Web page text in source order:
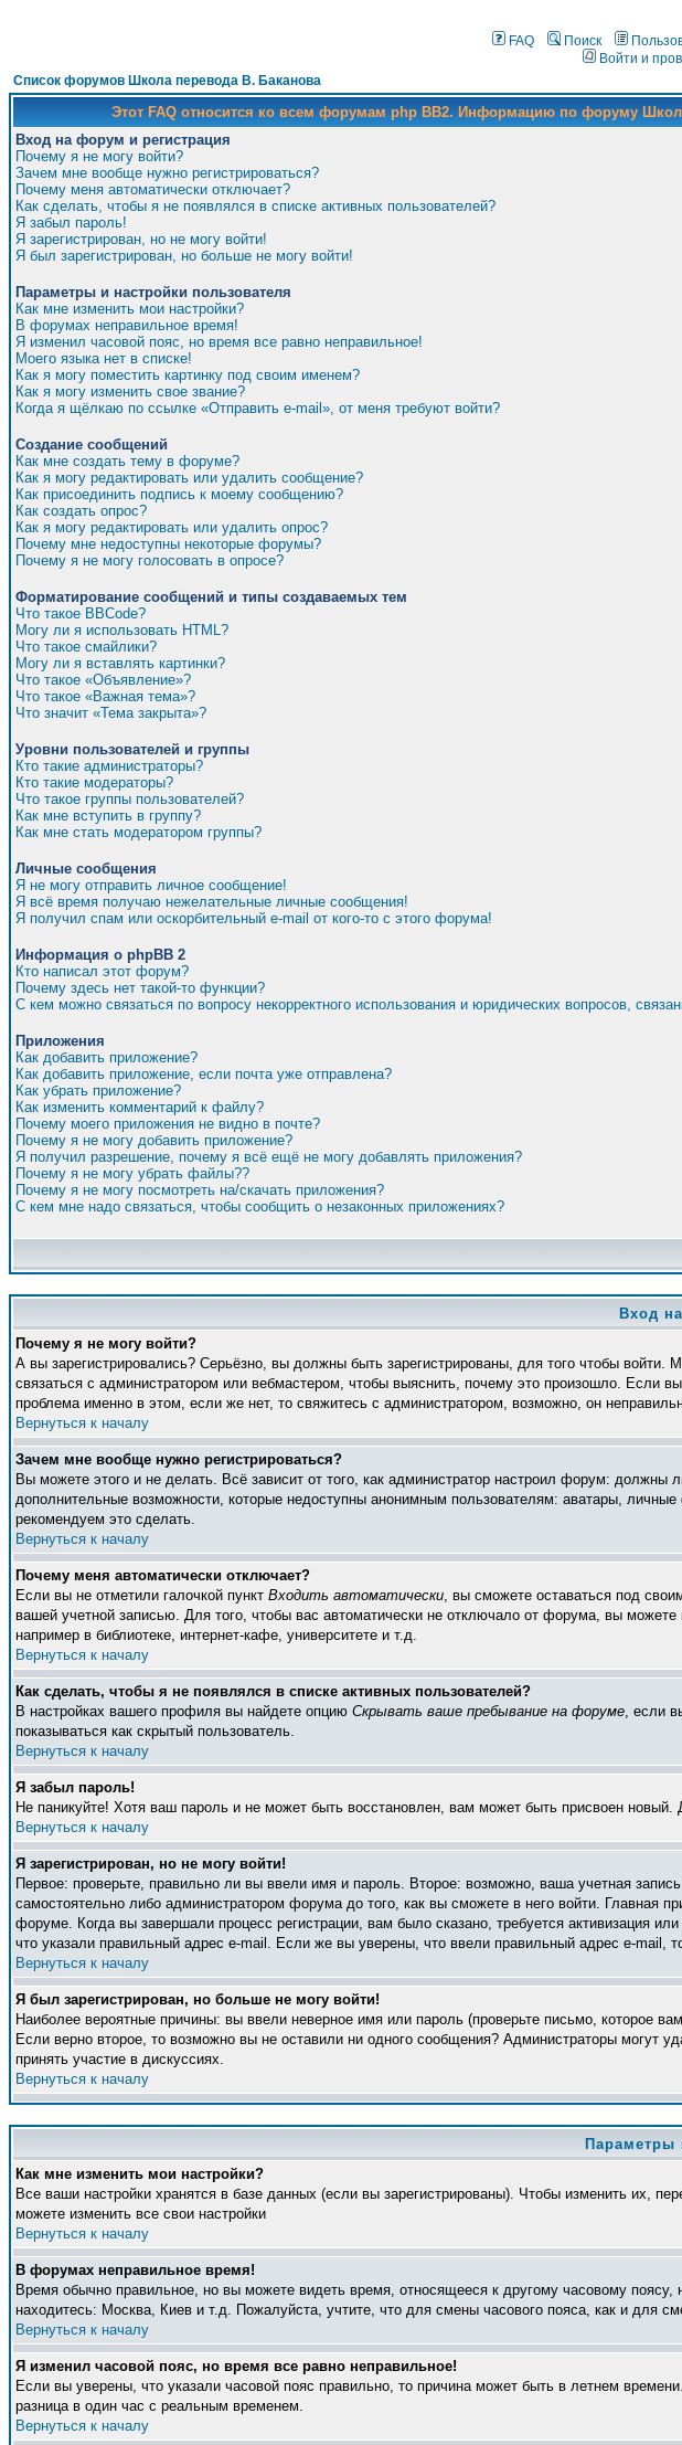
FAQ Поиск
Войти и
Список форумов Школа перевода В. Баканова
Этот FAQ относится ко всем форумам php BB2. Информацию по форуму
Вход на форум и регистрация
Почему я не могу войти?
Зачем мне вообще нужно регистрироваться?
Почему меня автоматически отключает?
Как сделать, чтобы я не появлялся в списке активных пользователей?
Я забыл пароль!
Я зарегистрирован, но не могу войти!
Я был зарегистрирован, но больше не могу войти!
Параметры и настройки пользователя
Как мне изменить мои настройки?
В форумах неправильное время!
Я изменил часовой пояс, но время все равно неправильное!
Моего языка нет в списке!
Как я могу поместить картинку под своим именем?
Как я могу изменить свое звание?
Когда я щёлкаю по ссылке «Отправить e-mail», от меня требуют войти?
Создание сообщений
Как мне создать тему в форуме?
Как я могу редактировать или удалить сообщение?
Как присоединить подпись к моему сообщению?
Как создать опрос?
Как я могу редактировать или удалить опрос?
Почему мне недоступны некоторые форумы?
Почему я не могу голосовать в опросе?
Форматирование сообщений и типы создаваемых тем
Что такое BBCode?
Могу ли я использовать HTML?
Что такое смайлики?
Могу ли я вставлять картинки?
Что такое «Объявление»?
Что такое «Важная тема»?
Что значит «Тема закрыта»?
Уровни пользователей и группы
Кто такие администраторы?
Кто такие модераторы?
Что такое группы пользователей?
Как мне вступить в группу?
Как мне стать модератором группы?
Личные сообщения
Я не могу отправить личное сообщение!
Я всё время получаю нежелательные личные сообщения!
Я получил спам или оскорбительный e-mail от кого-то с этого форума!
Информация о phpBB 2
Кто написал этот форум?
Почему здесь нет такой-то функции?
С кем можно связаться по вопросу некорректного использования и юридических вопросов,
Приложения
Как добавить приложение?
Как добавить приложение, если почта уже отправлена?
Как убрать приложение?
Как изменить комментарий к файлу?
Почему моего приложения не видно в почте?
Почему я не могу добавить приложение?
Я получил разрешение, почему я всё ещё не могу добавлять приложения?
Почему я не могу убрать файлы??
Почему я не могу посмотреть на/скачать приложения?
С кем мне надо связаться, чтобы сообщить о незаконных приложениях?
Вход
Почему я не могу войти?
А вы зарегистрировались? Серьёзно, вы должны быть зарегистрированы, для того чтобы
связаться с администратором или вебмастером, чтобы выяснить, почему это произошло. Если
проблема именно в этом, если же нет, то свяжитесь с администратором, возможно, он
Вернуться к началу
Зачем мне вообще нужно регистрироваться?
Вы можете этого и не делать. Всё зависит от того, как администратор настроил форум:
дополнительные возможности, которые недоступны анонимным пользователям: аватары,
рекомендуем это сделать.
Вернуться к началу
Почему меня автоматически отключает?
Если вы не отметили галочкой пункт Входить автоматически, вы сможете оставаться под
вашей учетной записью. Для того, чтобы вас автоматически не отключало от форума, вы можете
например в библиотеке, интернет-кафе, университете и т.д.
Вернуться к началу
Как сделать, чтобы я не появлялся в списке активных пользователей?
В настройках вашего профиля вы найдете опцию Скрывать ваше пребывание на форуме, если
показываться как скрытый пользователь.
Вернуться к началу
Я забыл пароль!
Не паникуйте! Хотя ваш пароль и не может быть восстановлен, вам может быть присвоен новый.
Вернуться к началу
Я зарегистрирован, но не могу войти!
Первое: проверьте, правильно ли вы ввели имя и пароль. Второе: возможно, ваша учетная
самостоятельно либо администратором форума до того, как вы сможете в него войти. Главная
форуме. Когда вы завершали процесс регистрации, вам было сказано, требуется активизация
что указали правильный адрес e-mail. Если же вы уверены, что ввели правильный адрес e-mail,
Вернуться к началу
Я был зарегистрирован, но больше не могу войти!
Наиболее вероятные причины: вы ввели неверное имя или пароль (проверьте письмо, которое
Если верно второе, то возможно вы не оставили ни одного сообщения? Администраторы могут
принять участие в дискуссиях.
Вернуться к началу
Параметры
Как мне изменить мои настройки?
Все ваши настройки хранятся в базе данных (если вы зарегистрированы). Чтобы изменить их,
можете изменить все свои настройки
Вернуться к началу
В форумах неправильное время!
Время обычно правильное, но вы можете видеть время, относящееся к другому часовому
находитесь: Москва, Киев и т.д. Пожалуйста, учтите, что для смены часового пояса, как и для
Вернуться к началу
Я изменил часовой пояс, но время все равно неправильное!
Если вы уверены, что указали часовой пояс правильно, то причина может быть в летнем
разница в один час с реальным временем.
Вернуться к началу